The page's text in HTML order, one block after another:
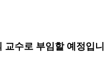
교수로 부임할 예정입